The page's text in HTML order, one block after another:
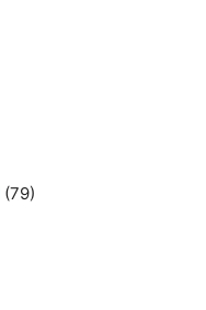
(79)